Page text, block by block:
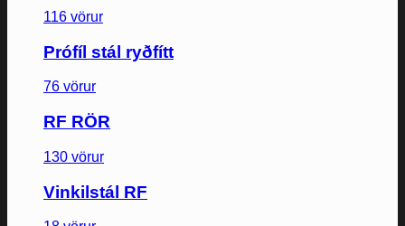
116 vörur
Prófíl stál ryðfítt
76 vörur
RF RÖR
130 vörur
Vinkilstál RF